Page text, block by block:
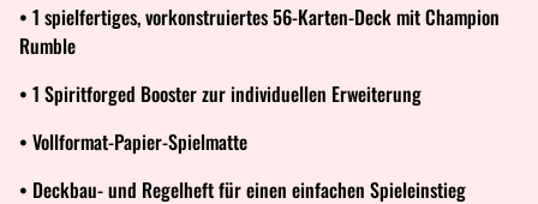
• 1 spielfertiges, vorkonstruiertes 56-Karten-Deck mit Champion
Rumble
• 1 Spiritforged Booster zur individuellen Erweiterung
• Vollformat-Papier-Spielmatte
• Deckbau- und Regelheft für einen einfachen Spieleinstieg